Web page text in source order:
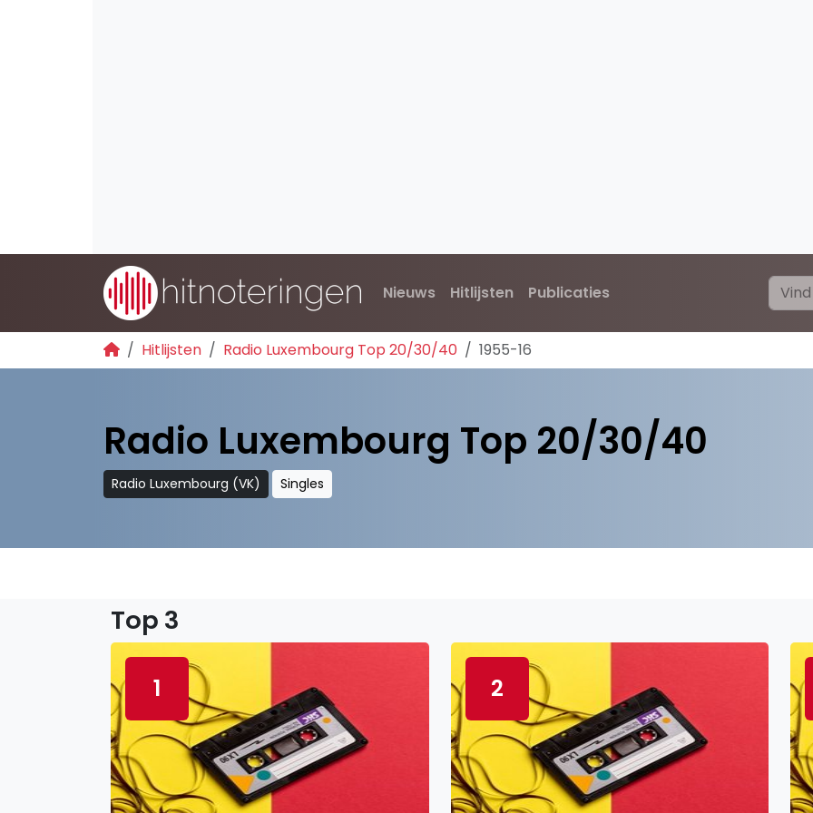
Nieuws Hitlijsten Publicaties
Hitlijsten Radio Luxembourg Top 20/30/40 1955-16
Radio Luxembourg Top 20/30/40
Radio Luxembourg (VK) Singles
Top 3
1 2